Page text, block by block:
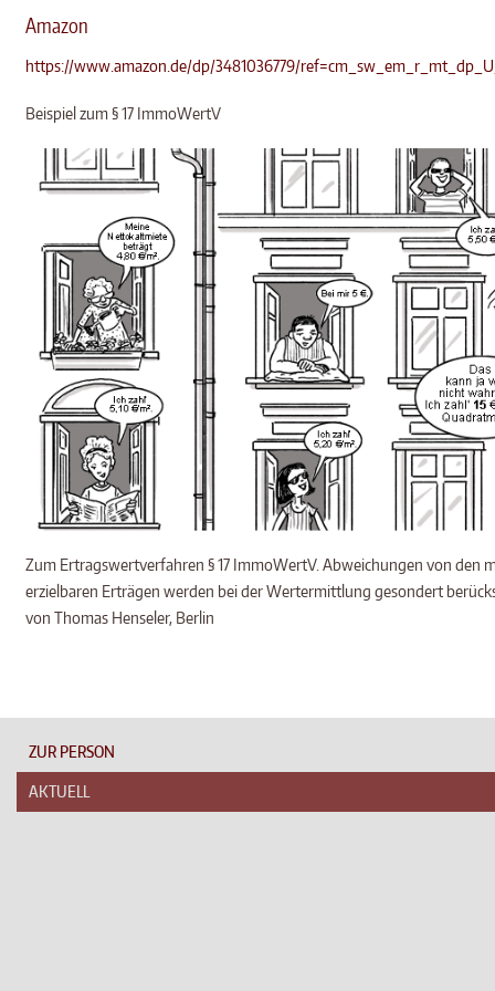
Amazon
https://www.amazon.de/dp/3481036779/
Beispiel zum § 17 ImmoWertV
Zum Ertragswertverfahren § 17 ImmoWertV. Abweichungen von den
erzielbaren Erträgen werden bei der Wertermittlung gesondert
von Thomas Henseler, Berlin
ZUR PERSON
AKTUELL